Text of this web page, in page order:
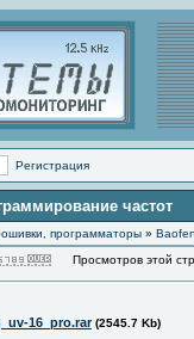
Регистрация
частот
программаторы »
Просмотров этой
16_pro.rar (2545.7 Kb)